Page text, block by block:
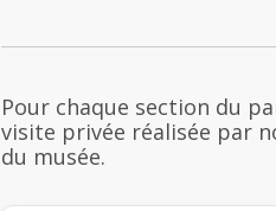
Pour chaque section du
visite privée réalisée par
du musée.